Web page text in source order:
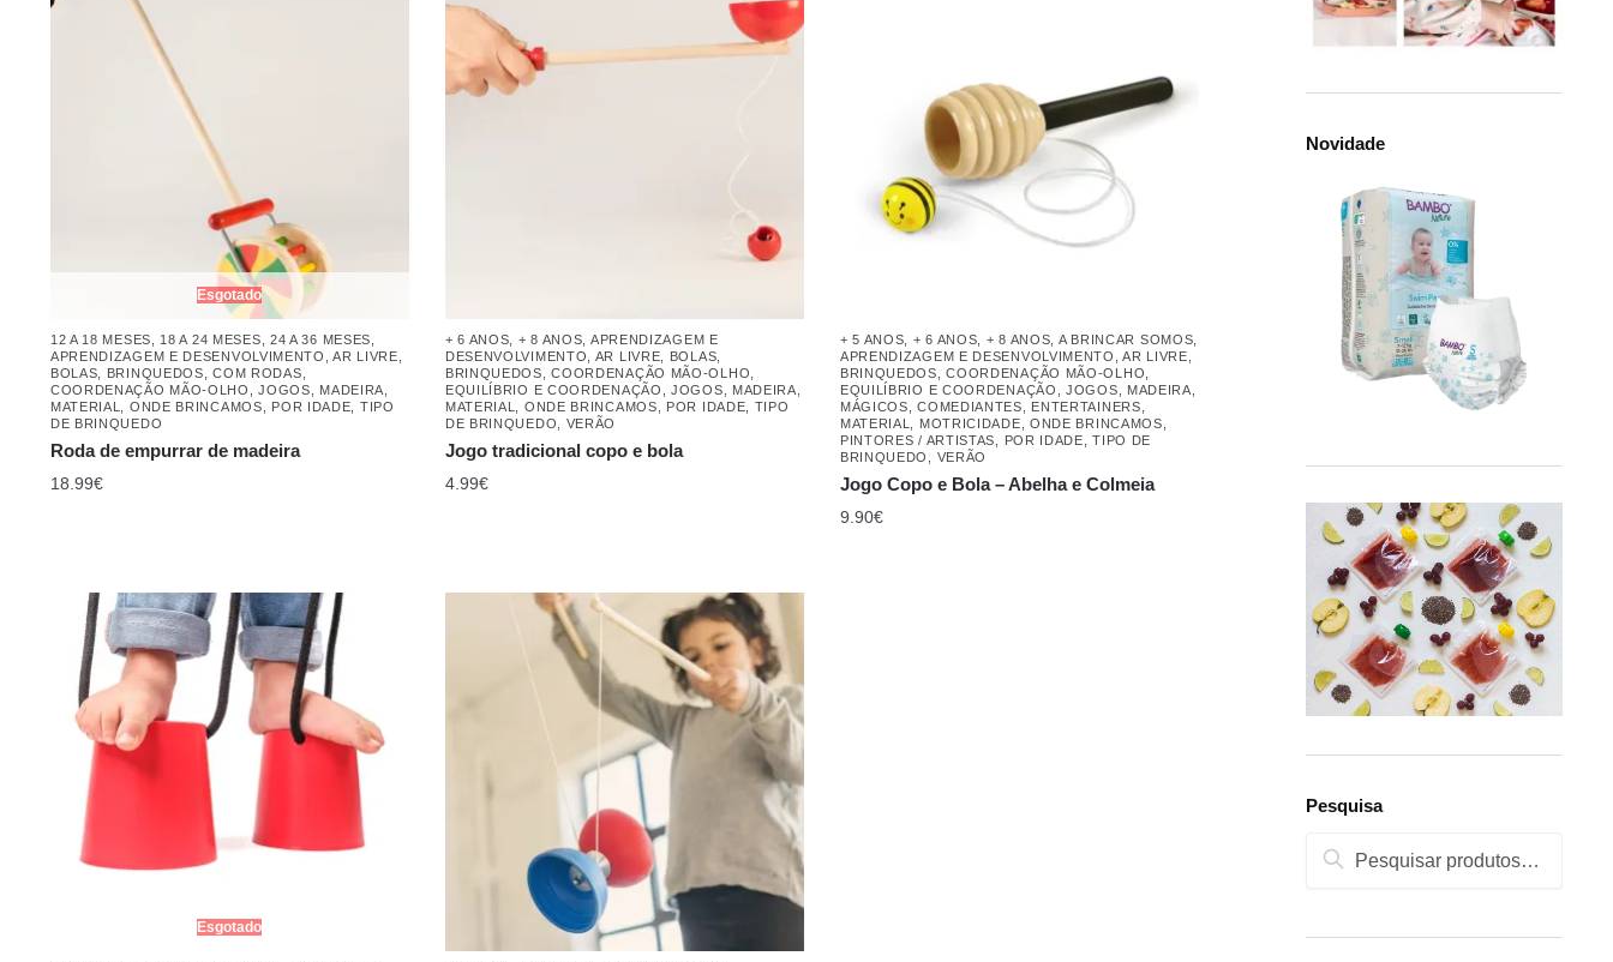
Esgotado
12 A 18 MESES 18 A 24 MESES 24 A 36 MESES
APRENDIZAGEM E DESENVOLVIMENTO
,AR LIVRE
BOLAS
BRINQUEDOS ,COM RODAS
COORDENAÇÃO MÃO-OLHO
,JOGOS MADEIRA
MATERIAL
ONDE BRINCAMOS POR IDADE
TIPO
DE BRINQUEDO
Roda de empurrar de madeira
18.99€
+ 6 ANOS + 8 ANOS APRENDIZAGEM E
DESENVOLVIMENTO
AR LIVRE BOLAS
BRINQUEDOS ,COORDENAÇÃO MÃO-OLHO
EQUILÍBRIO E COORDENAÇÃO
,JOGOS MADEIRA
MATERIAL
ONDE BRINCAMOS POR IDADE
TIPO
DE BRINQUEDO
VERÃO
Jogo tradicional copo e bola
4.99€
+ 5 ANOS + 6 ANOS + 8 ANOS A BRINCAR SOMOS
APRENDIZAGEM E DESENVOLVIMENTO
,AR LIVRE
BRINQUEDOS ,COORDENAÇÃO MÃO-OLHO
EQUILÍBRIO E COORDENAÇÃO
,JOGOS MADEIRA
MÁGICOS, COMEDIANTES, ENTERTAINERS
MATERIAL
MOTRICIDADE ONDE BRINCAMOS
PINTORES / ARTISTAS
POR IDADE ,TIPO DE
BRINQUEDO
VERÃO
Jogo Copo e Bola – Abelha e Colmeia
9.90€
Esgotado
Novidade
Pesquisa
Pesquisa